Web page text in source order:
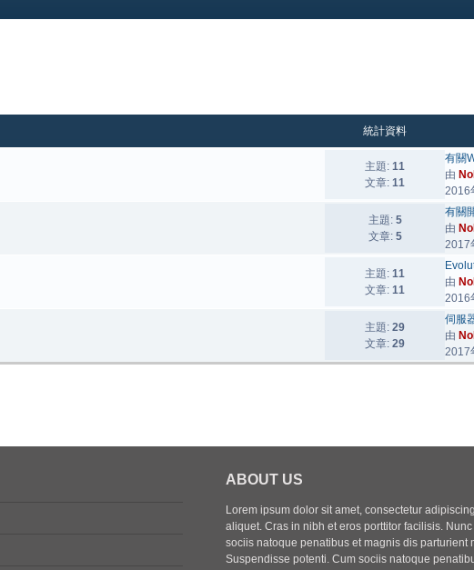
統計資料
主題: 11
文章: 11
有關
由
2016
主題: 5
文章: 5
有關
由
2017
主題: 11
文章: 11
由
2016
主題: 29
文章: 29
伺服
由
2017
ABOUT US
Lorem ipsum dolor sit amet, consectetur
aliquet. Cras in nibh et eros porttitor facilisis.
sociis natoque penatibus et magnis dis parturient
Suspendisse potenti. Cum sociis natoque